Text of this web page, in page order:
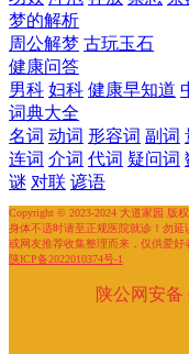
梦的解析
周公解梦 古玩玉石
健康问答
男科 妇科 健康早知道
词典大全
名词 动词 形容词 副词
连词 介词 代词 疑问词
谜 对联 谚语
Copyright © 2023-2024 大道家园 版
身体不适时请至正规医院就诊！勿
或网友推荐收集整理而来，仅供爱好
陕ICP备2022010374号-1
陕公网安备